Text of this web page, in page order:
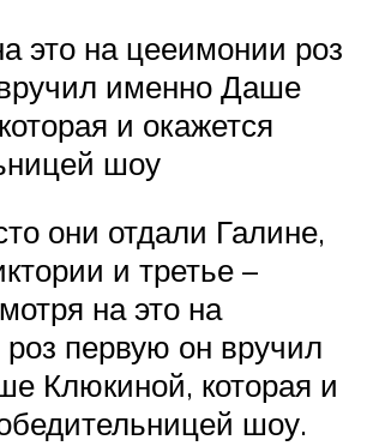
это на цееимонии роз
именно Даше
и окажется
шоу
они отдали Галине,
и третье –
на это на
первую он вручил
Клюкиной, которая и
шоу.